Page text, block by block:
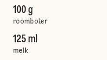
100 g
roomboter
125 ml
melk